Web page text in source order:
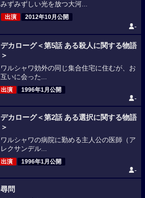
みずみずしい光を放つ大河...
出演 2012年10月公開
-
デカローグ＜第5話 ある殺人に関する物語
＞
ワルシャワ効外の同じ集合住宅に住むが、お
互いに会った...
出演 1996年1月公開
-
デカローグ＜第2話 ある選択に関する物語
＞
ワルシャワの病院に勤める主人公の医師（ア
レクサンデル...
出演 1996年1月公開
-
尋問